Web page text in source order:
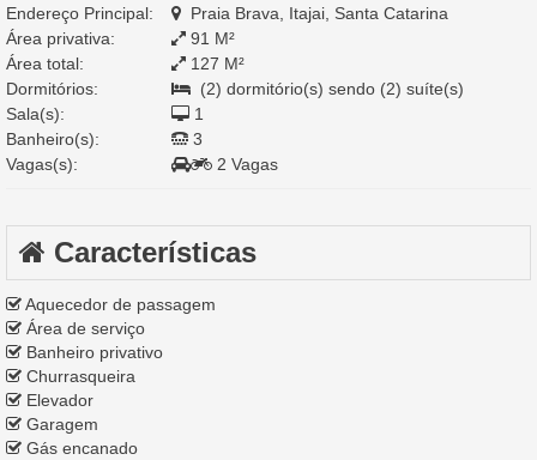
Endereço Principal:
Praia Brava, Itajai, Santa Catarina
Área privativa:
91 M²
Área total:
127 M²
Dormitórios:
(2) dormitório(s) sendo (2) suíte(s)
Sala(s):
1
Banheiro(s):
3
Vagas(s):
2 Vagas
Características
Aquecedor de passagem
Área de serviço
Banheiro privativo
Churrasqueira
Elevador
Garagem
Gás encanado